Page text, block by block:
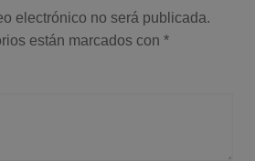
electrónico no será publicada.
están marcados con *